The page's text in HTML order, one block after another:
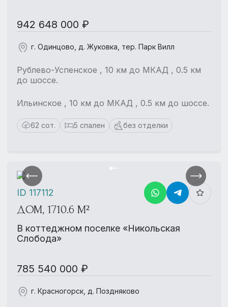
942 648 000 ₽
г. Одинцово, д. Жуковка, тер. Парк Вилл
Рублево-Успенское , 10 км до МКАД , 0.5 км
до шоссе.
Ильинское , 10 км до МКАД , 0.5 км до шоссе.
62 сот. 5 спален без отделки
ДОМ, 1710.6 М²
В коттеджном поселке «Никольская
Слобода»
785 540 000 ₽
г. Красногорск, д. Поздняково
ID 117112